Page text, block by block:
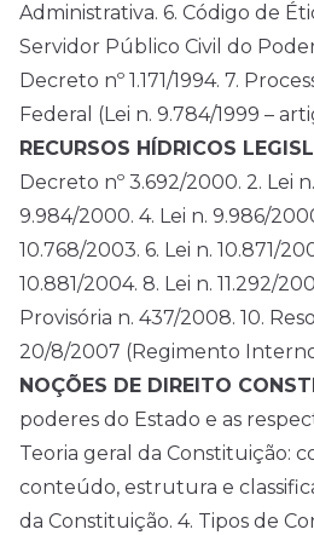
Administrativa. 6. Código de
Servidor Público Civil do
Decreto nº 1.171/1994. 7.
Federal (Lei n. 9.784/1999 –
RECURSOS HÍDRICOS
Decreto nº 3.692/2000. 2. Lei
9.984/2000. 4. Lei n. 9.986/
10.768/2003. 6. Lei n. 10.871/
10.881/2004. 8. Lei n. 11.292/
Provisória n. 437/2008. 10.
20/8/2007 (Regimento
NOÇÕES DE DIREITO
poderes do Estado e as
Teoria geral da Constituição:
conteúdo, estrutura e
da Constituição. 4. Tipos de